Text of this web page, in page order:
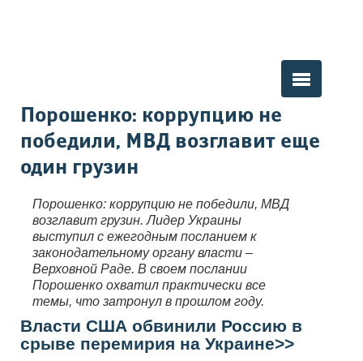
Вы здесь
Порошенко: коррупцию не
победили, МВД возглавит еще
один грузин
Порошенко: коррупцию не победили, МВД
возглавит грузин. Лидер Украины
выступил с ежегодным посланием к
законодательному органу власти –
Верховной Раде. В своем послании
Порошенко охватил практически все
темы, что затронул в прошлом году.
Власти США обвинили Россию в
срыве перемирия на Украине>>